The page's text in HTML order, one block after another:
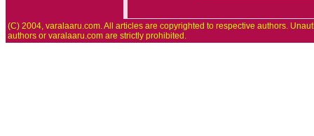
(C) 2004, varalaaru.com. All articles are copyrighted to respective authors.
authors or varalaaru.com are strictly prohibited.